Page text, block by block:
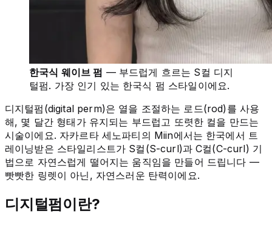
한국식 웨이브 펌 — 부드럽게 흐르는 S컬 디지
털펌. 가장 인기 있는 한국식 펌 스타일이에요.
디지털펌(digital perm)은 열을 조절하는 로드(rod)를 사용
해, 몇 달간 형태가 유지되는 부드럽고 또렷한 컬을 만드는
시술이에요. 자카르타 세노파티의 Miin에서는 한국에서 트
레이닝받은 스타일리스트가 S컬(S-curl)과 C컬(C-curl) 기
법으로 자연스럽게 떨어지는 움직임을 만들어 드립니다 —
빳빳한 링렛이 아닌, 자연스러운 탄력이에요.
디지털펌이란?